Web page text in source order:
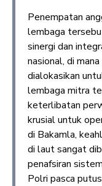
Penempatan
lembaga
sinergi dan
nasional, di
dialokasikan
lembaga mitra
keterlibatan
krusial untuk
di Bakamla,
di laut sangat
penafsiran
Polri pasca